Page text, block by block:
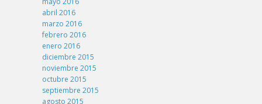
abril 2016
marzo 2016
febrero 2016
enero 2016
diciembre 2015
noviembre 2015
octubre 2015
septiembre 2015
agosto 2015